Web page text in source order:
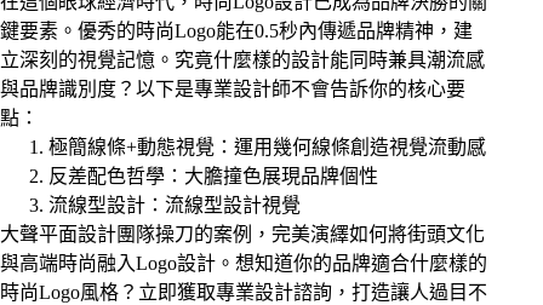
鍵要素。優秀的時尚Logo能在0.5秒內傳遞品牌精神，建
立深刻的視覺記憶。究竟什麼樣的設計能同時兼具潮流感
與品牌識別度？以下是專業設計師不會告訴你的核心要
點：
極簡線條+動態視覺：運用幾何線條創造視覺流動感
反差配色哲學：大膽撞色展現品牌個性
流線型設計：流線型設計視覺
大聲平面設計團隊操刀的案例，完美演繹如何將街頭文化
與高端時尚融入Logo設計。想知道你的品牌適合什麼樣的
時尚Logo風格？立即獲取專業設計諮詢，打造讓人過目不